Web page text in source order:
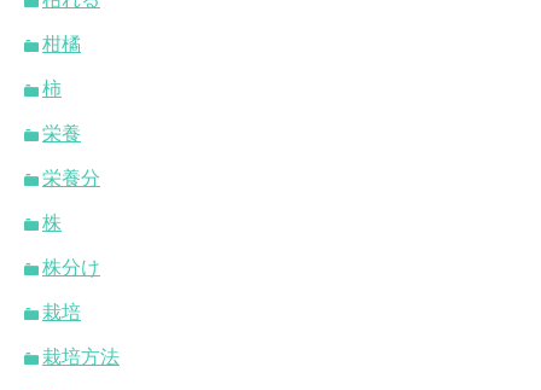
柑橘
柿
栄養
栄養分
株
株分け
栽培
栽培方法